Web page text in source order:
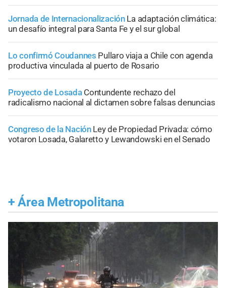
Jornada de Internacionalización La adaptación climática:
un desafío integral para Santa Fe y el sur global
Lo confirmó Coudannes Pullaro viaja a Chile con agenda
productiva vinculada al puerto de Rosario
Proyecto de Losada Contundente rechazo del
radicalismo nacional al dictamen sobre falsas denuncias
Congreso de la Nación Ley de Propiedad Privada: cómo
votaron Losada, Galaretto y Lewandowski en el Senado
+ Área Metropolitana